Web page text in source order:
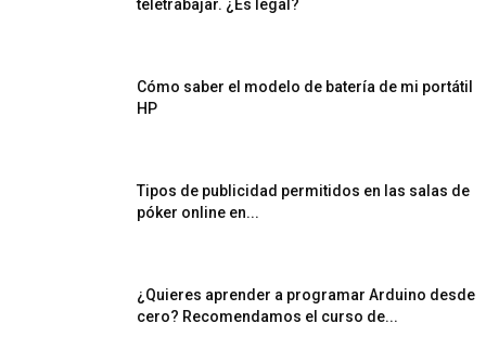
teletrabajar. ¿Es legal?
Cómo saber el modelo de batería de mi portátil
HP
Tipos de publicidad permitidos en las salas de
póker online en...
¿Quieres aprender a programar Arduino desde
cero? Recomendamos el curso de...